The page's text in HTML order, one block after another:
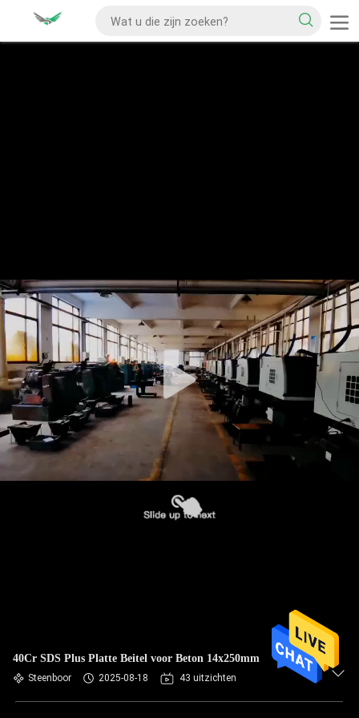
40Cr SDS Plus Platte Beitel voor Beton 14x250mm
Steenboor 2025-08-18 43 uitzichten